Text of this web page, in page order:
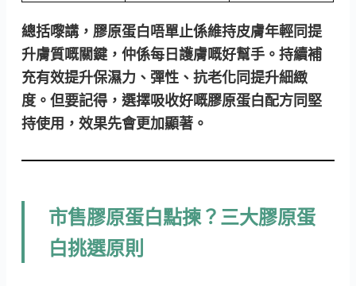
總括嚟講，膠原蛋白唔單止係維持皮膚年輕同提
升膚質嘅關鍵，仲係每日護膚嘅好幫手。持續補
充有效提升保濕力、彈性、抗老化同提升細緻
度。但要記得，選擇吸收好嘅膠原蛋白配方同堅
持使用，效果先會更加顯著。
市售膠原蛋白點揀？三大膠原蛋
白挑選原則